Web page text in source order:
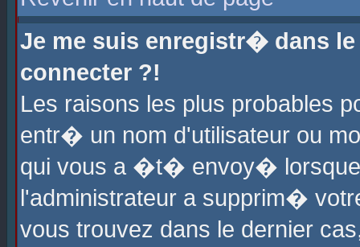
Je me suis enregistr� dans
connecter ?!
Les raisons les plus probables
entr� un nom d'utilisateur ou
qui vous a �t� envoy�
l'administrateur a supprim�
vous trouvez dans le dernier